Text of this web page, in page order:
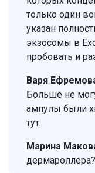
только один
указан
экзосомы в
пробовать и
Варя
Больше не
ампулы были
тут.
Марина
дермароллера?